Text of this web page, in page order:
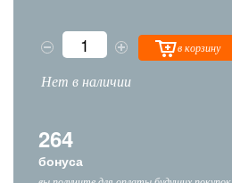
в корзину
Нет в наличии
264
бонуса